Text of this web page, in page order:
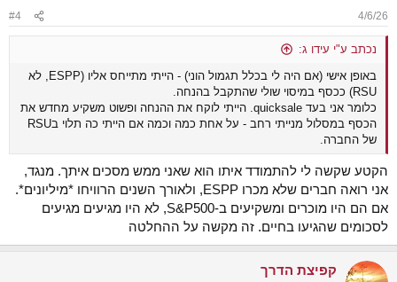
s
:
4/6/26
#4
נכתב ע"י עידו ג:
באופן אישי (אם היה לי בכלל תגמול הוני) - הייתי מתייחס אליו (ESPP, לא
RSU) ככסף במיסוי שולי שהתקבל בהנחה.
כלומר אני בעד quicksale. הייתי לוקח את ההנחה ופשוט משקיע מחדש את
הכסף במסלול מנייתי רחב - על אחת כמה וכמה אם הייתי כה תלוי בRSU
של החברה.
הקטע שקשה לי להתמודד איתו הוא שאני ממש מסכים איתך. מנגד,
אני רואה חברים שלא מכרו ESPP, ולאורך השנים הרוויחו *מיליונים*.
אם הם היו מוכרים ומשקיעים ב-S&P500, לא היו מגיעים מגיעים
לסכומים שהגיעו בחיים. זה מקשה על ההחלטה
קפיצת הדרך